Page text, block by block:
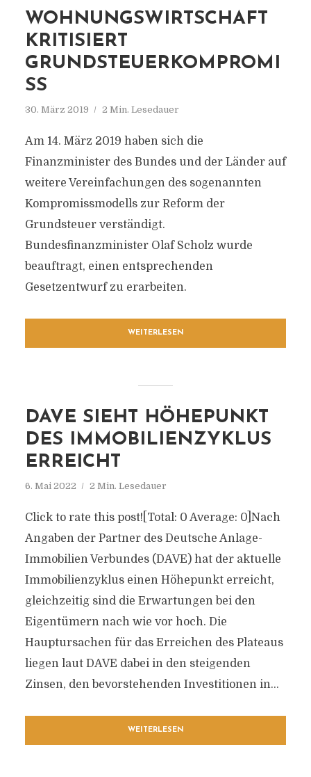
WOHNUNGSWIRTSCHAFT
KRITISIERT
GRUNDSTEUERKOMPROMI
SS
30. März 2019 2 Min. Lesedauer
Am 14. März 2019 haben sich die
Finanzminister des Bundes und der Länder auf
weitere Vereinfachungen des sogenannten
Kompromissmodells zur Reform der
Grundsteuer verständigt.
Bundesfinanzminister Olaf Scholz wurde
beauftragt, einen entsprechenden
Gesetzentwurf zu erarbeiten.
WEITERLESEN
DAVE SIEHT HÖHEPUNKT
DES IMMOBILIENZYKLUS
ERREICHT
6. Mai 2022 2 Min. Lesedauer
Click to rate this post![Total: 0 Average: 0]Nach
Angaben der Partner des Deutsche Anlage-
Immobilien Verbundes (DAVE) hat der aktuelle
Immobilienzyklus einen Höhepunkt erreicht,
gleichzeitig sind die Erwartungen bei den
Eigentümern nach wie vor hoch. Die
Hauptursachen für das Erreichen des Plateaus
liegen laut DAVE dabei in den steigenden
Zinsen, den bevorstehenden Investitionen in...
WEITERLESEN